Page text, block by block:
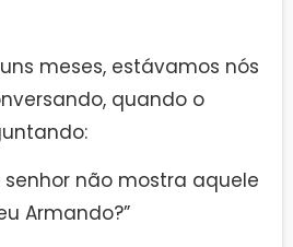
meses, estávamos nós
quando o
senhor não mostra aquele
Armando?”